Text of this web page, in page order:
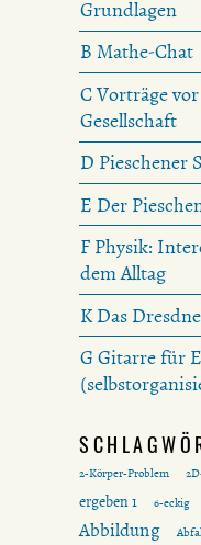
Grundlagen
B Mathe-Chat
C Vorträge
Gesellschaft
D Pieschener
E Der
F Physik:
dem Alltag
K Das
G Gitarre für
2-Körper-Problem
ergeben 1
6-eckig
Abbildung